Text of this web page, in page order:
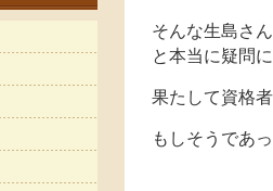
そんな生島さ
と本当に疑問
果たして資格
もしそうであ